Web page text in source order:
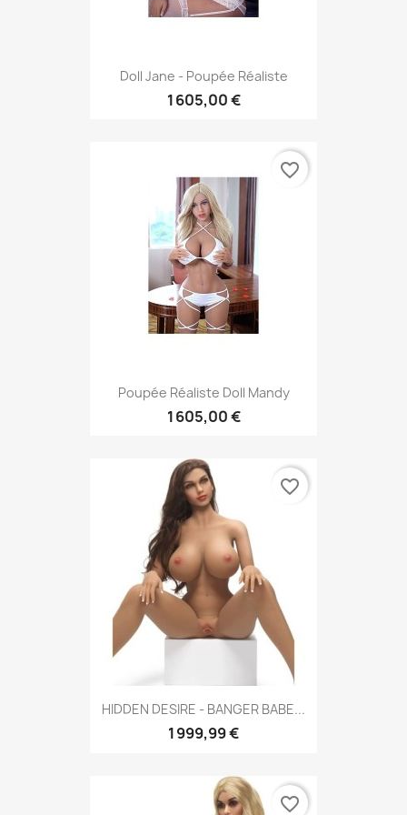
Doll Jane - Poupée Réaliste
1 605,00 €
Poupée Réaliste Doll Mandy
1 605,00 €
favorite_border
HIDDEN DESIRE - BANGER BABE...
1 999,99 €
favorite_border
favorite_border